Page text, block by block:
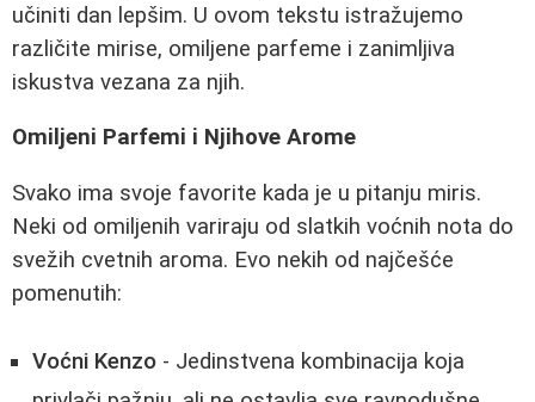
učiniti dan lepšim. U ovom tekstu istražujemo
različite mirise, omiljene parfeme i zanimljiva
iskustva vezana za njih.
Omiljeni Parfemi i Njihove Arome
Svako ima svoje favorite kada je u pitanju miris.
Neki od omiljenih variraju od slatkih voćnih nota do
svežih cvetnih aroma. Evo nekih od najčešće
pomenutih:
Voćni Kenzo - Jedinstvena kombinacija koja